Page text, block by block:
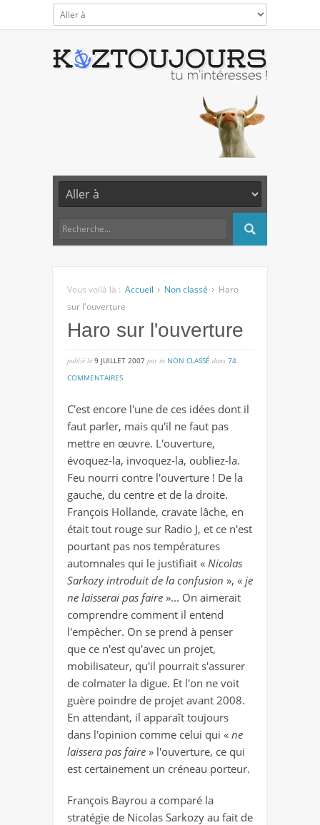
Vous voilà là : Accueil Non classé
Haro
sur l'ouverture
Haro sur l'ouverture
publié lé 9 JUILLET 2007 par in NON CLASSÉ dans 74
COMMENTAIRESsur
sur
l'ouverture
C'est encore l'une de ces idées dont il
faut parler, mais qu'il ne faut pas
mettre en œuvre. L'ouverture,
évoquez-la, invoquez-la, oubliez-la.
Feu nourri contre l'ouverture ! De la
gauche, du centre et de la droite.
François Hollande, cravate lâche, en
était tout rouge sur Radio J, et ce n'est
pourtant pas nos températures
automnales qui le justifiait « Nicolas
Sarkozy introduit de la confusion », « je
ne laisserai pas faire »... On aimerait
comprendre comment il entend
l'empêcher. On se prend à penser
que ce n'est qu'avec un projet,
mobilisateur, qu'il pourrait s'assurer
de colmater la digue. Et l'on ne voit
guère poindre de projet avant 2008.
En attendant, il apparaît toujours
dans l'opinion comme celui qui « ne
laissera pas faire » l'ouverture, ce qui
est certainement un créneau porteur.
François Bayrou a comparé la
stratégie de Nicolas Sarkozy au fait de